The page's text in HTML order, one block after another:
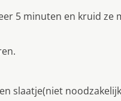
5 minuten en kruid ze
slaatje(niet